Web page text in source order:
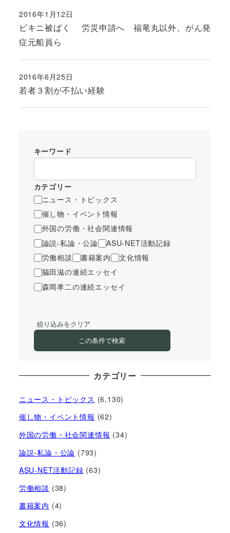
ビキニ被ばく 労災申請へ 福竜丸以外、がん発
症元船員ら
投稿日
2016年1月12日
若者３割が不払い経験
投稿日
2016年6月25日
キーワード
カテゴリー
ニュース・トピックス
催し物・イベント情報
外国の労働・社会関連情報
論説-私論・公論
ASU-NET活動記録
労働相談
書籍案内
文化情報
脇田滋の連続エッセイ
森岡孝二の連続エッセイ
絞り込みをクリア
この条件で検索
カテゴリー
ニュース・トピックス (6,130)
催し物・イベント情報 (62)
外国の労働・社会関連情報 (34)
論説-私論・公論 (793)
ASU-NET活動記録 (63)
労働相談 (38)
書籍案内 (4)
文化情報 (36)